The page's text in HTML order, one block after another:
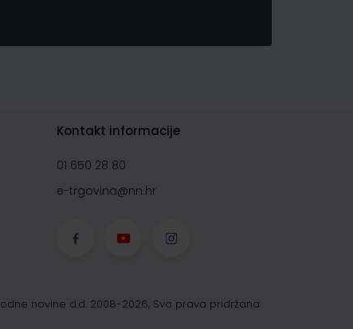
Kontakt informacije
01 650 28 80
e-trgovina@nn.hr
novine d.d. 2008-2026, Sva prava pridržana